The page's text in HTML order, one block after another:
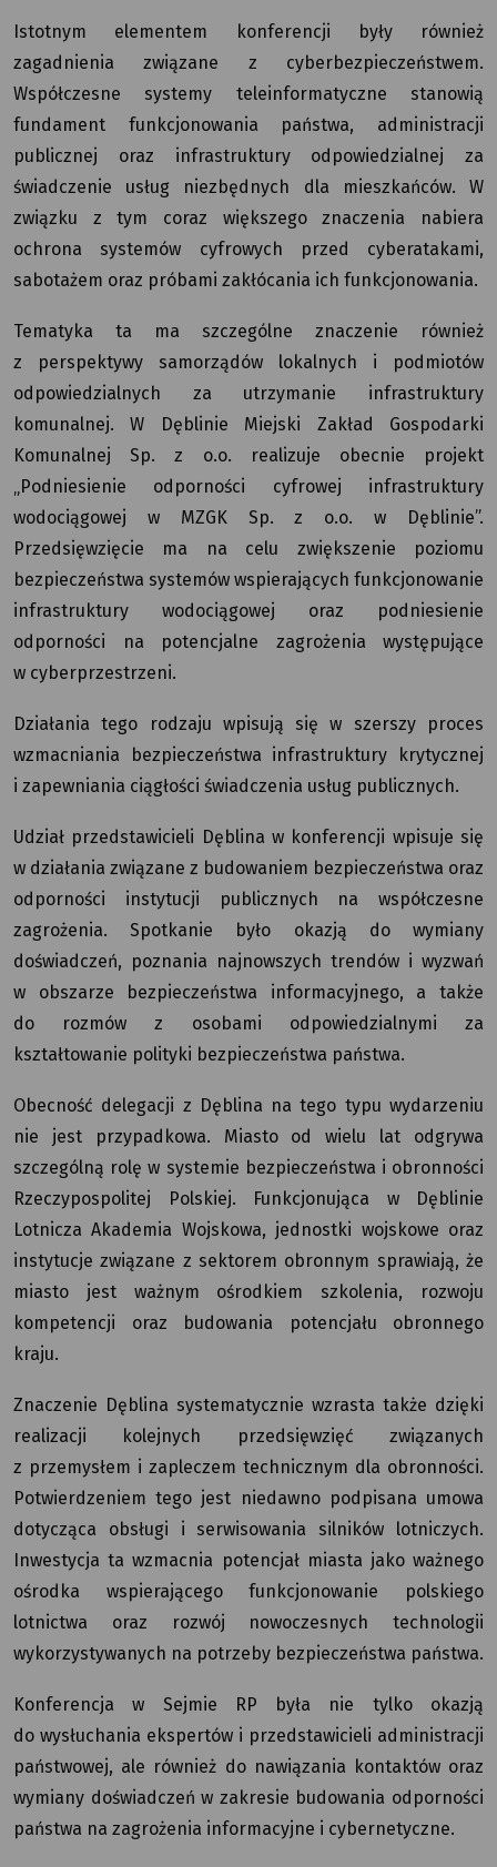
Istotnym elementem konferencji były również
zagadnienia związane z cyberbezpieczeństwem.
Współczesne systemy teleinformatyczne stanowią
fundament funkcjonowania państwa, administracji
publicznej oraz infrastruktury odpowiedzialnej za
świadczenie usług niezbędnych dla mieszkańców. W
związku z tym coraz większego znaczenia nabiera
ochrona systemów cyfrowych przed cyberatakami,
sabotażem oraz próbami zakłócania ich funkcjonowania.
Tematyka ta ma szczególne znaczenie również
z perspektywy samorządów lokalnych i podmiotów
odpowiedzialnych za utrzymanie infrastruktury
komunalnej. W Dęblinie Miejski Zakład Gospodarki
Komunalnej Sp. z o.o. realizuje obecnie projekt
„Podniesienie odporności cyfrowej infrastruktury
wodociągowej w MZGK Sp. z o.o. w Dęblinie”.
Przedsięwzięcie ma na celu zwiększenie poziomu
bezpieczeństwa systemów wspierających funkcjonowanie
infrastruktury wodociągowej oraz podniesienie
odporności na potencjalne zagrożenia występujące
w cyberprzestrzeni.
Działania tego rodzaju wpisują się w szerszy proces
wzmacniania bezpieczeństwa infrastruktury krytycznej
i zapewniania ciągłości świadczenia usług publicznych.
Udział przedstawicieli Dęblina w konferencji wpisuje się
w działania związane z budowaniem bezpieczeństwa oraz
odporności instytucji publicznych na współczesne
zagrożenia. Spotkanie było okazją do wymiany
doświadczeń, poznania najnowszych trendów i wyzwań
w obszarze bezpieczeństwa informacyjnego, a także
do rozmów z osobami odpowiedzialnymi za
kształtowanie polityki bezpieczeństwa państwa.
Obecność delegacji z Dęblina na tego typu wydarzeniu
nie jest przypadkowa. Miasto od wielu lat odgrywa
szczególną rolę w systemie bezpieczeństwa i obronności
Rzeczypospolitej Polskiej. Funkcjonująca w Dęblinie
Lotnicza Akademia Wojskowa, jednostki wojskowe oraz
instytucje związane z sektorem obronnym sprawiają, że
miasto jest ważnym ośrodkiem szkolenia, rozwoju
kompetencji oraz budowania potencjału obronnego
kraju.
Znaczenie Dęblina systematycznie wzrasta także dzięki
realizacji kolejnych przedsięwzięć związanych
z przemysłem i zapleczem technicznym dla obronności.
Potwierdzeniem tego jest niedawno podpisana umowa
dotycząca obsługi i serwisowania silników lotniczych.
Inwestycja ta wzmacnia potencjał miasta jako ważnego
ośrodka wspierającego funkcjonowanie polskiego
lotnictwa oraz rozwój nowoczesnych technologii
wykorzystywanych na potrzeby bezpieczeństwa państwa.
Konferencja w Sejmie RP była nie tylko okazją
do wysłuchania ekspertów i przedstawicieli administracji
państwowej, ale również do nawiązania kontaktów oraz
wymiany doświadczeń w zakresie budowania odporności
państwa na zagrożenia informacyjne i cybernetyczne.